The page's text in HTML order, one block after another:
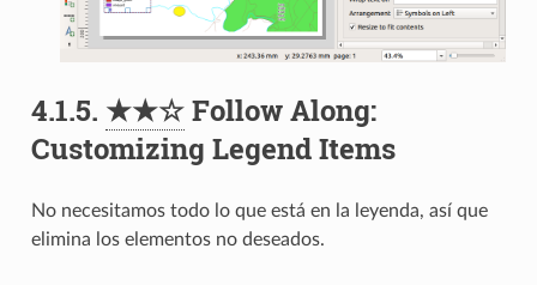
4.1.5. ★★☆Follow Along:
Customizing Legend Items
No necesitamos todo lo que está en la leyenda, así que
elimina los elementos no deseados.